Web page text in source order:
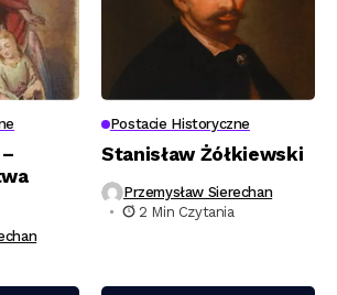
Postacie Historyczne
Stanisław Żółkiewski
Przemysław Sierechan
2 Min Czytania